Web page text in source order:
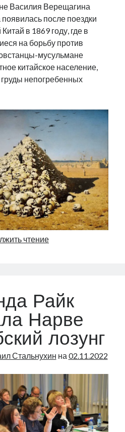
Василия Верещагина
после поездки
в 1869 году, где в
на борьбу против
мусульмане
китайское население,
непогребенных
чтениеТакие
Райк
Нарве
лозунг
Стальнухин на 02.11.2022